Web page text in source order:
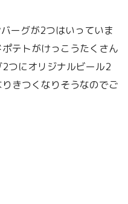
ーグが2つはいっていま
テトがけっこうたくさん
つにオリジナルビール2
きつくなりそうなのでご